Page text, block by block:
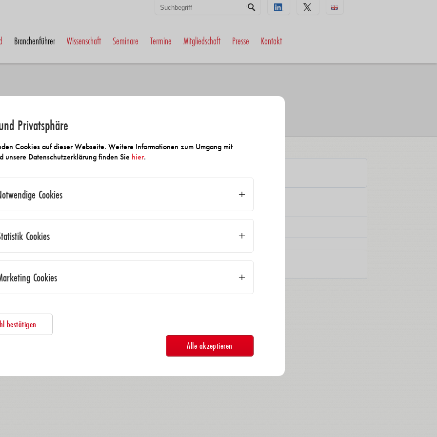
Branchenführer Wissenschaft Seminare Termine Mitgliedschaft Presse Kontakt
Anbietersuche
Privatsphäre
Cookies auf dieser Webseite. Weitere Informationen zum Umgang mit
unsere Datenschutzerklärung finden Sie hier.
Cookies
Cookies
Cookies
bestätigen
Alle akzeptieren